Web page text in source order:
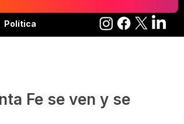
Política
Fe se ven y se